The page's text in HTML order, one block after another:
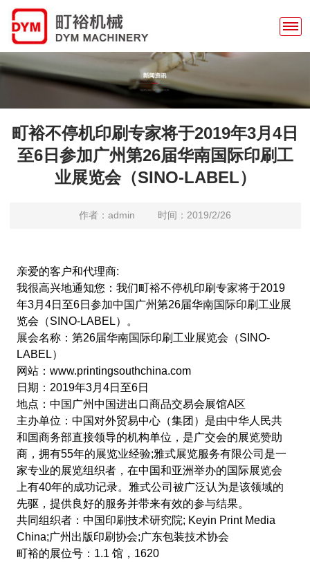
町裕不停机印刷专家将于2019年3月4日
至6日参加广州第26届华南国际印刷工
业展览会（SINO-LABEL）
作者：admin 时间：2019/2/26
亲爱的客户和代理商:
我很高兴地通知您：我们町裕不停机印刷专家将于2019
年3月4日至6日参加中国广州第26届华南国际印刷工业展
览会（SINO-LABEL）。
展会名称：第26届华南国际印刷工业展览会（SINO-
LABEL）
网站：www.printingsouthchina.com
日期：2019年3月4日至6日
地点：中国广州中国进出口商品交易会展馆A区
主办单位：中国对外贸易中心（集团）是由中华人民共
和国商务部直接领导的机构单位，是广交会的展览赞助
商，拥有55年的展览业经验;雅式展览服务有限公司是一
家专业的展览组织者，在中国和亚洲举办的国际展览会
上有40年的成功记录。雅式公司被广泛认为是该领域的
先驱，提供良好的服务并带来有效的参与结果。
共同组织者：中国印刷技术研究院; Keyin Print Media
China;广州出版印刷协会;广东包装技术协会
町裕的展位号：1.1 馆，1620